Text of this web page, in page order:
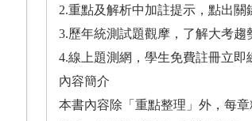
2.重點及解析中加註提示，點出關
3.歷年統測試題觀摩，了解大考趨
4.線上題測網，學生免費註冊立即
內容簡介
本書內容除「重點整理」外，每